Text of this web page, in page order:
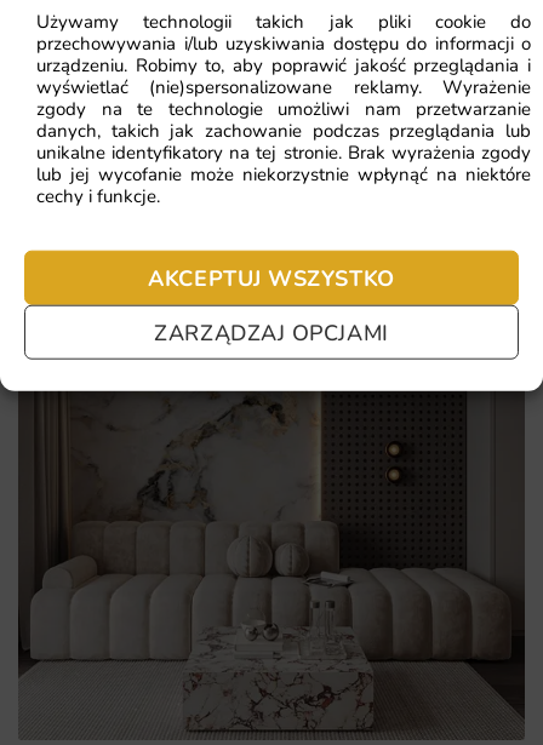
Używamy technologii takich jak pliki cookie do
przechowywania i/lub uzyskiwania dostępu do informacji o
urządzeniu. Robimy to, aby poprawić jakość przeglądania i
wyświetlać (nie)spersonalizowane reklamy. Wyrażenie
zgody na te technologie umożliwi nam przetwarzanie
danych, takich jak zachowanie podczas przeglądania lub
unikalne identyfikatory na tej stronie. Brak wyrażenia zgody
lub jej wycofanie może niekorzystnie wpłynąć na niektóre
cechy i funkcje.
AKCEPTUJ WSZYSTKO
ZARZĄDZAJ OPCJAMI
indywidualne dopasowanie do wymiarów ściany
Najczęściej zadawane pytania
Pomagamy i doradzamy przy każdym zakupie. Ale jeżeli
nie chcesz czekać – sprawdź najczęściej zadawane pytania.